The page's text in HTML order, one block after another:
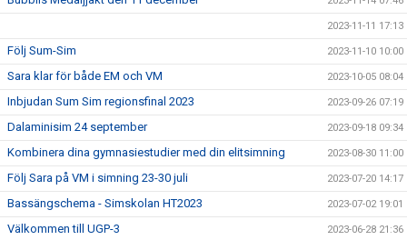
2023-11-11 17:13
Följ Sum-Sim 2023-11-10 10:00
Sara klar för både EM och VM 2023-10-05 08:04
Inbjudan Sum Sim regionsfinal 2023 2023-09-26 07:19
Dalaminisim 24 september 2023-09-18 09:34
Kombinera dina gymnasiestudier med din elitsimning 2023-08-30 11:00
Följ Sara på VM i simning 23-30 juli 2023-07-20 14:17
Bassängschema - Simskolan HT2023 2023-07-02 19:01
Välkommen till UGP-3 2023-06-28 21:36